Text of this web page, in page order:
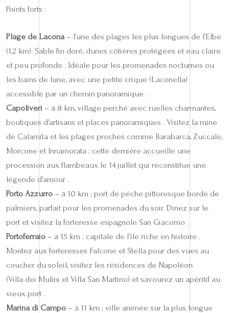
Points forts :
Plage de Lacona– l’une des plages les plus longues de l’Elbe
(1,2 km). Sable fin doré, dunes côtières protégées et eau claire
et peu profonde . Idéale pour les promenades nocturnes ou
les bains de lune, avec une petite crique (Laconella)
accessible par un chemin panoramique .
Capoliveri – à 8 km, village perché avec ruelles charmantes,
boutiques d’artisans et places panoramiques . Visitez la mine
de Calamita et les plages proches comme Barabarca, Zuccale,
Morcone et Innamorata ; cette dernière accueille une
procession aux flambeaux le 14 juillet qui reconstitue une
légende d’amour .
Porto Azzurro – à 10 km ; port de pêche pittoresque bordé de
palmiers, parfait pour les promenades du soir. Dînez sur le
port et visitez la forteresse espagnole San Giacomo .
Portoferraio – à 15 km ; capitale de l’île riche en histoire .
Montez aux forteresses Falcone et Stella pour des vues au
coucher du soleil, visitez les résidences de Napoléon
(Villa dei Mulini et Villa San Martino) et savourez un apéritif au
vieux port .
Marina di Campo – à 11 km ; ville animée sur la plus longue